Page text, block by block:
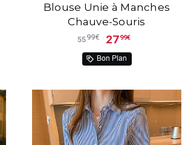
Blouse Unie à Manches
Chauve-Souris
5599€ 2799€
Bon Plan